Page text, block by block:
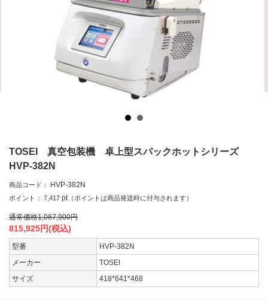
TOSEI 真空包装機 卓上型スパックホットシリーズ
HVP-382N
商品コード： HVP-382N
ポイント： 7,417 pt （ポイントは商品発送時に付与されます）
通常価格1,087,900円
815,925円(税込)
型番
HVP-382N
メーカー
TOSEI
サイズ
418*641*468